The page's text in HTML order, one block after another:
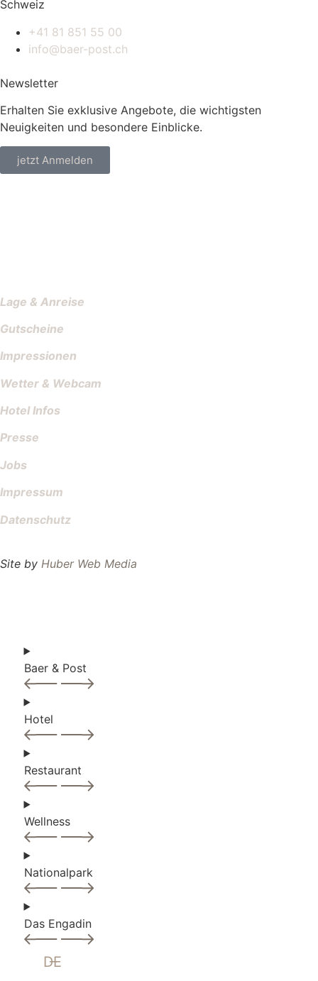
Schweiz
+41 81 851 55 00
info@baer-post.ch
Newsletter
Erhalten Sie exklusive Angebote, die wichtigsten
Neuigkeiten und besondere Einblicke.
jetzt Anmelden
Lage & Anreise
Gutscheine
Impressionen
Wetter & Webcam
Hotel Infos
Presse
Jobs
Impressum
Datenschutz
Site by Huber Web Media
Baer & Post
Hotel
Restaurant
Wellness
Nationalpark
Das Engadin
DE